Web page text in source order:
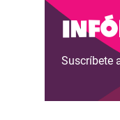
se
¡Basta!
ayuda
Suscríbete